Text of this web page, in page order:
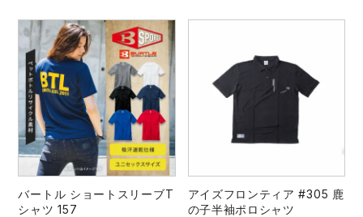
電熱ウェア・ヒートウェア
刺繍・プリント加工対象商品
ネーム刺繍・プリント加工対象商品
作業着
ニット
ファン付きウェア
アタックベース サンエス
中塚被服 イーブンリバー
スターライト工業
弘進ゴム 藤井電工
バートル ショートスリーブT
シャツ 157
アイズフロンティア #305 鹿
の子半袖ポロシャツ